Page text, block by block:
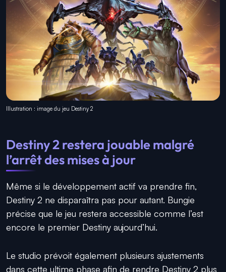
Illustration : image du jeu Destiny 2
Destiny 2 restera jouable malgré
l’arrêt des mises à jour
Même si le développement actif va prendre fin,
Destiny 2 ne disparaîtra pas pour autant. Bungie
précise que le jeu restera accessible comme l’est
encore le premier Destiny aujourd’hui.
Le studio prévoit également plusieurs ajustements
dans cette ultime phase afin de rendre Destiny 2 plus